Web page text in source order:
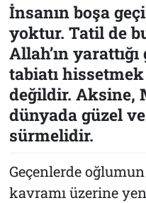
İnsanın boşa
yoktur. Tatil de
Allah’ın
tabiatı
değildir. Aksine,
dünyada güzel
sürmelidir.
Geçenlerde
kavramı üzerine